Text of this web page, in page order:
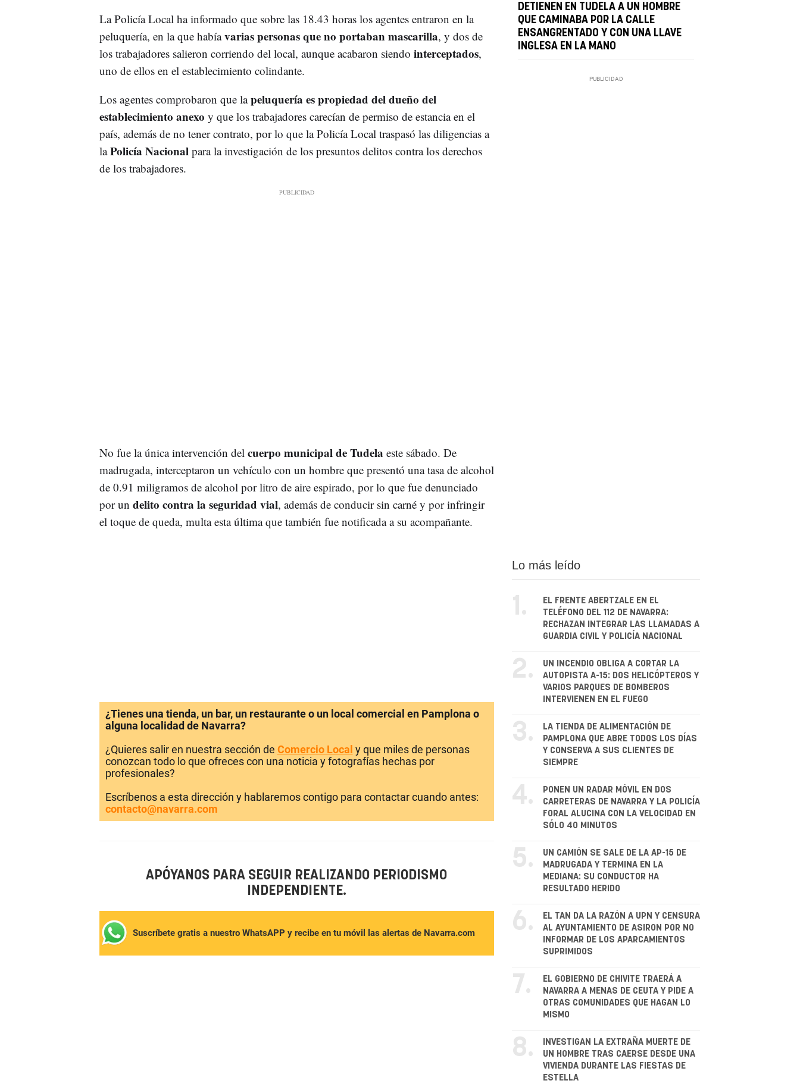
La Policía Local ha informado que sobre las 18.43 horas los agentes entraron en la
peluquería, en la que habíavarias personas que no portaban mascarilla, y dos de
los trabajadores salieron corriendo del local, aunque acabaron siendo interceptados,
uno de ellos en el establecimiento colindante.
Los agentes comprobaron que lapeluquería es propiedad del dueño del
establecimiento anexo y que los trabajadores carecían de permiso de estancia en el
país, además de no tener contrato, por lo que la Policía Local traspasó las diligencias a
laPolicía Nacional para la investigación de los presuntos delitos contra los derechos
de los trabajadores.
No fue la única intervención del cuerpo municipal de Tudela este sábado. De
madrugada, interceptaron un vehículo con un hombre que presentó una tasa de alcohol
de 0.91 miligramos de alcohol por litro de aire espirado, por lo que fue denunciado
por un delito contra la seguridad vial, además de conducir sin carné y por infringir
el toque de queda, multa esta última que también fue notificada a su acompañante.
DETIENEN EN TUDELA A UN HOMBRE
QUE CAMINABA POR LA CALLE
ENSANGRENTADO Y CON UNA LLAVE
INGLESA EN LA MANO
¿Tienes una tienda, un bar, un restaurante o un local comercial en Pamplona o
alguna localidad de Navarra?
¿Quieres salir en nuestra sección de Comercio Local y que miles de personas
conozcan todo lo que ofreces con una noticia y fotografías hechas por
profesionales?
Escríbenos a esta dirección y hablaremos contigo para contactar cuando antes:
contacto@navarra.com
APÓYANOS PARA SEGUIR REALIZANDO PERIODISMO
INDEPENDIENTE.
Suscríbete gratis a nuestro WhatsAPP y recibe en tu móvil las alertas de Navarra.com
Lo más leído
1.
EL FRENTE ABERTZALE EN EL
TELÉFONO DEL 112 DE NAVARRA:
RECHAZAN INTEGRAR LAS LLAMADAS A
GUARDIA CIVIL Y POLICÍA NACIONAL
2.
UN INCENDIO OBLIGA A CORTAR LA
AUTOPISTA A-15: DOS HELICÓPTEROS Y
VARIOS PARQUES DE BOMBEROS
INTERVIENEN EN EL FUEGO
3.
LA TIENDA DE ALIMENTACIÓN DE
PAMPLONA QUE ABRE TODOS LOS DÍAS
Y CONSERVA A SUS CLIENTES DE
SIEMPRE
4.
PONEN UN RADAR MÓVIL EN DOS
CARRETERAS DE NAVARRA Y LA POLICÍA
FORAL ALUCINA CON LA VELOCIDAD EN
SÓLO 40 MINUTOS
5.
UN CAMIÓN SE SALE DE LA AP-15 DE
MADRUGADA Y TERMINA EN LA
MEDIANA: SU CONDUCTOR HA
RESULTADO HERIDO
6.
EL TAN DA LA RAZÓN A UPN Y CENSURA
AL AYUNTAMIENTO DE ASIRON POR NO
INFORMAR DE LOS APARCAMIENTOS
SUPRIMIDOS
7.
EL GOBIERNO DE CHIVITE TRAERÁ A
NAVARRA A MENAS DE CEUTA Y PIDE A
OTRAS COMUNIDADES QUE HAGAN LO
MISMO
8.
INVESTIGAN LA EXTRAÑA MUERTE DE
UN HOMBRE TRAS CAERSE DESDE UNA
VIVIENDA DURANTE LAS FIESTAS DE
ESTELLA